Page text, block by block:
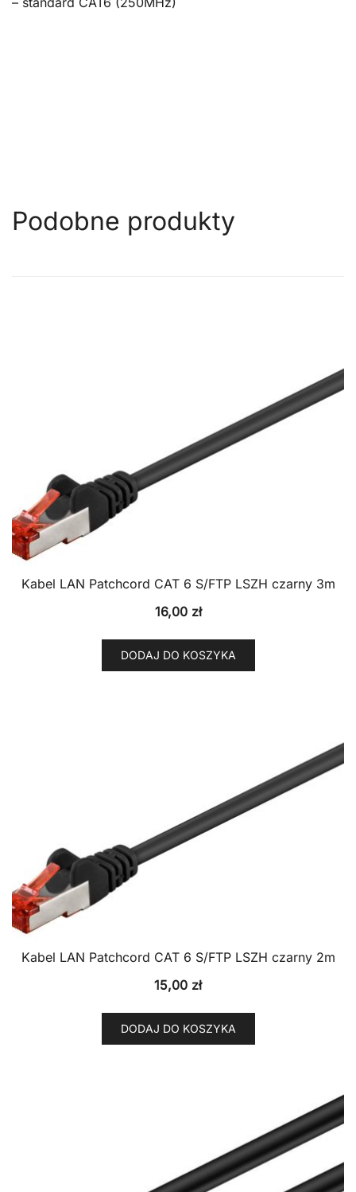
Podobne produkty
Kabel LAN Patchcord CAT 6 S/FTP LSZH czarny 3m
16,00 zł
DODAJ DO KOSZYKA
Kabel LAN Patchcord CAT 6 S/FTP LSZH czarny 2m
15,00 zł
DODAJ DO KOSZYKA